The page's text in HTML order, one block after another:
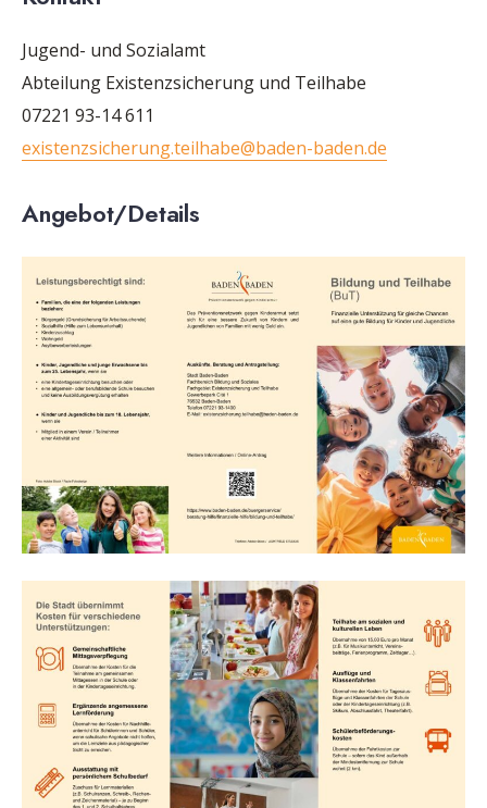
Jugend- und Sozialamt
Abteilung Existenzsicherung und Teilhabe
07221 93-14 611
existenzsicherung.teilhabe@baden-baden.de
Angebot/Details